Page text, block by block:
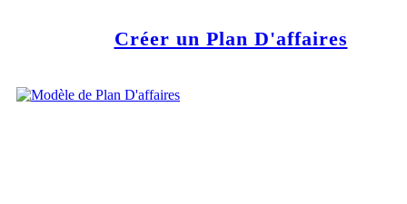
Créer un Plan D'affaires